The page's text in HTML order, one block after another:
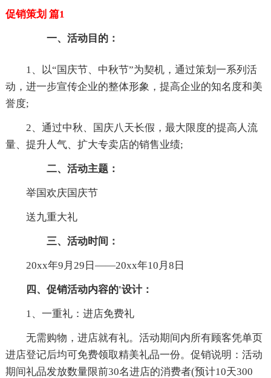
促销策划 篇1
一、活动目的：
1、以“国庆节、中秋节”为契机，通过策划一系列活
动，进一步宣传企业的整体形象，提高企业的知名度和美
誉度;
2、通过中秋、国庆八天长假，最大限度的提高人流
量、提升人气、扩大专卖店的销售业绩;
二、活动主题：
举国欢庆国庆节
送九重大礼
三、活动时间：
20xx年9月29日——20xx年10月8日
四、促销活动内容的'设计：
1、一重礼：进店免费礼
无需购物，进店就有礼。活动期间内所有顾客凭单页
进店登记后均可免费领取精美礼品一份。促销说明：活动
期间礼品发放数量限前30名进店的消费者(预计10天300